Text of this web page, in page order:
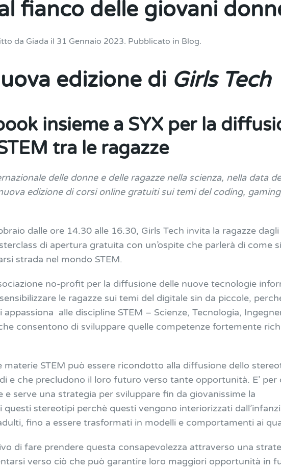
fianco delle giovani
da Giada il 31 Gennaio 2023. Pubblicato in Blog.
edizione di Girls Tech
insieme a SYX per la
tra le ragazze
delle donne e delle ragazze nella scienza, nella data
edizione di corsi online gratuiti sui temi del coding,
dalle ore 14.30 alle 16.30, Girls Tech invita la ragazze
di apertura gratuita con un’ospite che parlerà di come
strada nel mondo STEM.
no-profit per la diffusione delle nuove tecnologie
le ragazze sui temi del digitale sin da piccole,
alle discipline STEM – Scienze, Tecnologia,
consentono di sviluppare quelle competenze fortemente
materie STEM può essere ricondotto alla diffusione dello
e che precludono il loro futuro verso tante opportunità. E’ per
serve una strategia per sviluppare fin da giovanissime la
questi stereotipi perchè questi vengono interiorizzati
fino a essere trasformati in modelli e comportamenti ai
di fare prendere questa consapevolezza attraverso una
verso ciò che può garantire loro maggiori opportunità in